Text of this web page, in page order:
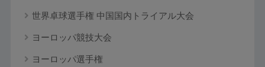
世界卓球選手権 中国国内トライアル大会
ヨーロッパ競技大会
ヨーロッパ選手権